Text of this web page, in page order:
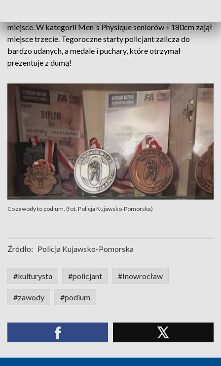
miejsce. W kategorii Men´s Physique seniorów +180cm zajął
miejsce trzecie. Tegoroczne starty policjant zalicza do
bardzo udanych, a medale i puchary, które otrzymał
prezentuje z dumą!
Co zawody to podium. (fot. Policja Kujawsko-Pomorska)
Źródło: Policja Kujawsko-Pomorska
#kulturysta #policjant #Inowrocław
#zawody #podium